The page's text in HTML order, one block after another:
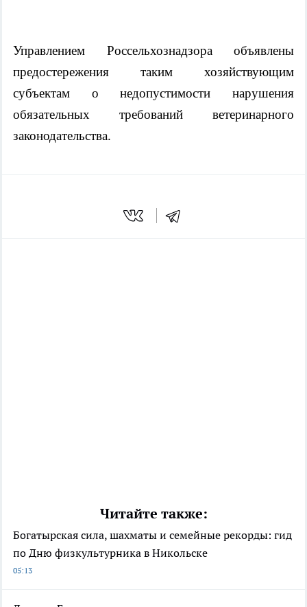
Управлением Россельхознадзора объявлены
предостережения таким хозяйствующим
субъектам о недопустимости нарушения
обязательных требований ветеринарного
законодательства.
Читайте также:
Богатырская сила, шахматы и семейные рекорды: гид
по Дню физкультурника в Никольске
05:13